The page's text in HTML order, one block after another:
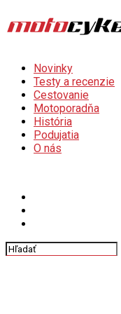
Novinky
Testy a recenzie
Cestovanie
Motoporadňa
História
Podujatia
O nás